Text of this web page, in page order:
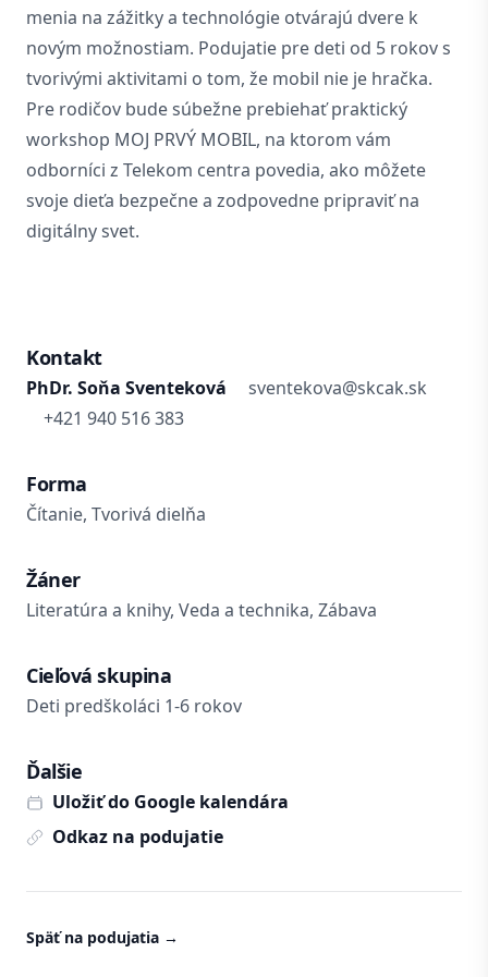
menia na zážitky a technológie otvárajú dvere k
novým možnostiam. Podujatie pre deti od 5 rokov s
tvorivými aktivitami o tom, že mobil nie je hračka.
Pre rodičov bude súbežne prebiehať praktický
workshop MOJ PRVÝ MOBIL, na ktorom vám
odborníci z Telekom centra povedia, ako môžete
svoje dieťa bezpečne a zodpovedne pripraviť na
digitálny svet.
Kontakt
PhDr. Soňa Sventeková
sventekova@skcak.sk
+421 940 516 383
Forma
Čítanie, Tvorivá dielňa
Žáner
Literatúra a knihy, Veda a technika, Zábava
Cieľová skupina
Deti predškoláci 1-6 rokov
Ďalšie
Uložiť do Google kalendára
Odkaz na podujatie
Späť na podujatia →